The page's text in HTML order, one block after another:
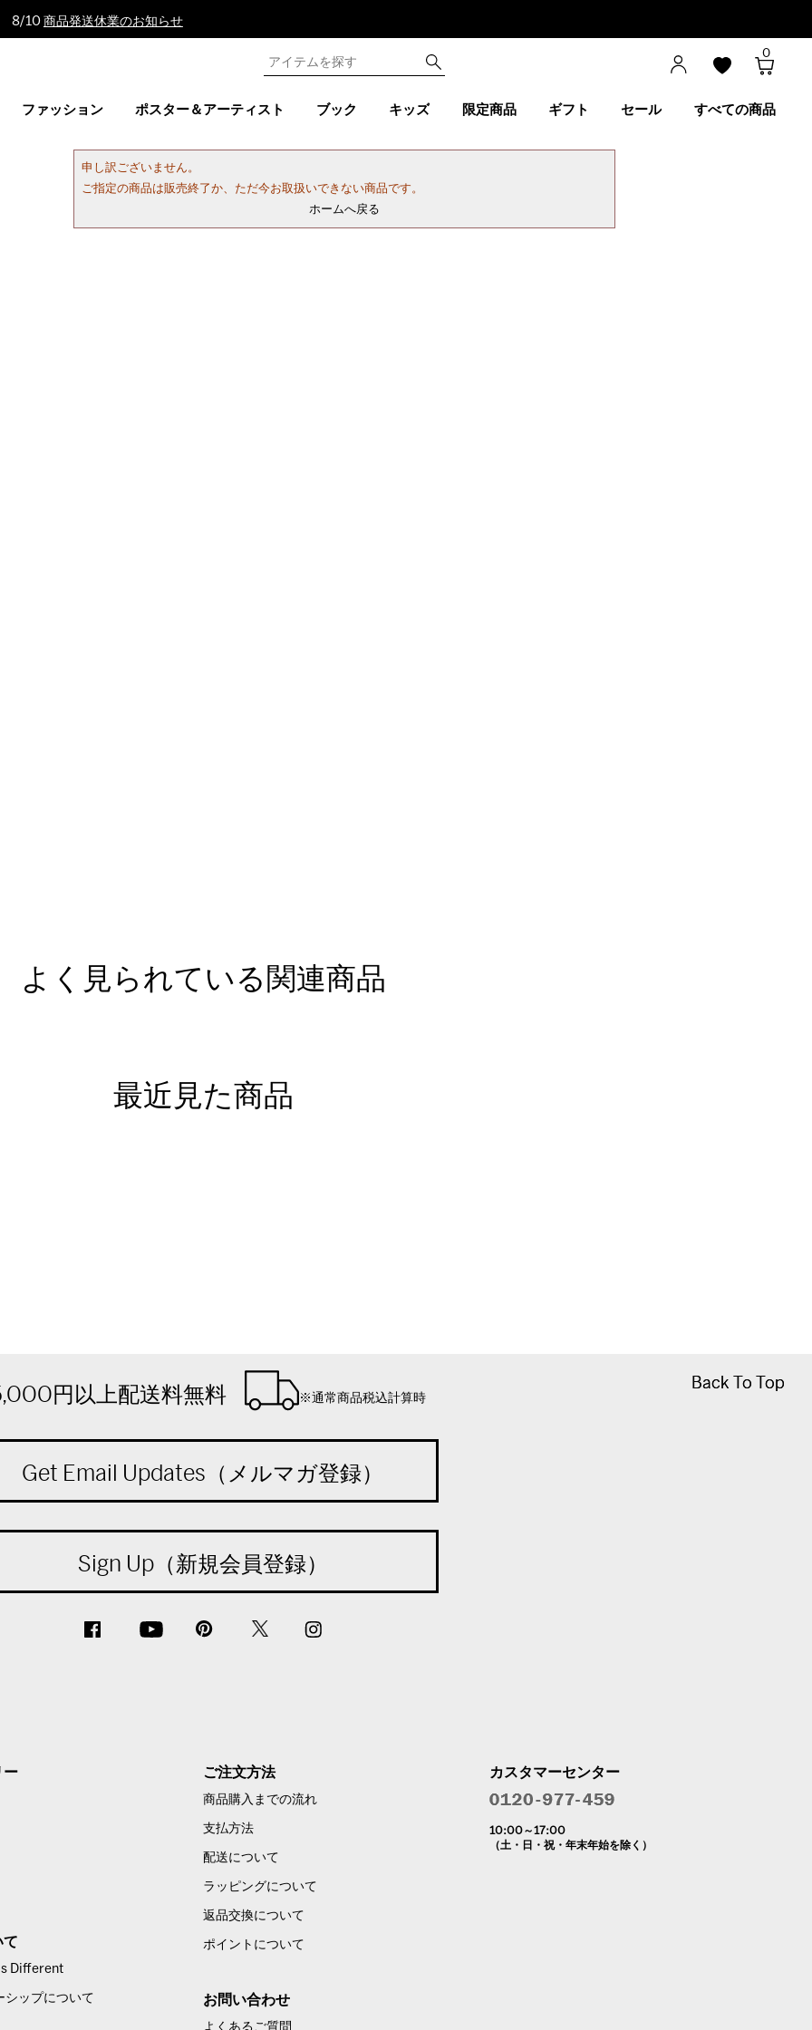
8/10 商品発送休業のお知らせ
0
ファッション ポスター＆アーティスト ブック キッズ 限定商品 ギフト セール すべての商品
申し訳ございません。
ご指定の商品は販売終了か、ただ今お取扱いできない商品です。
ホームへ戻る
よく見られている関連商品
最近見た商品
Back To Top
Back To Top
円以上配送料無料 ※通常商品税込計算時
Get Email Updates（メルマガ登録）
Sign Up（新規会員登録）
ー
て
Different
シップについて
ご注文方法
商品購入までの流れ
支払方法
配送について
ラッピングについて
返品交換について
ポイントについて
お問い合わせ
よくあるご質問
カスタマーセンター
10:00～17:00
（土・日・祝・年末年始を除く）